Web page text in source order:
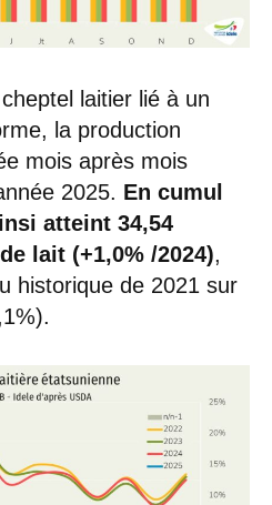
laitier lié à un
la production
mois après mois
2025. En cumul
atteint 34,54
lait (+1,0% /2024),
historique de 2021 sur